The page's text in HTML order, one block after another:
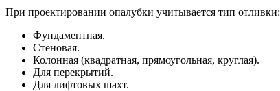
При проектировании опалубки учитывается тип отливки:
Фундаментная.
Стеновая.
Колонная (квадратная, прямоугольная, круглая).
Для перекрытий.
Для лифтовых шахт.